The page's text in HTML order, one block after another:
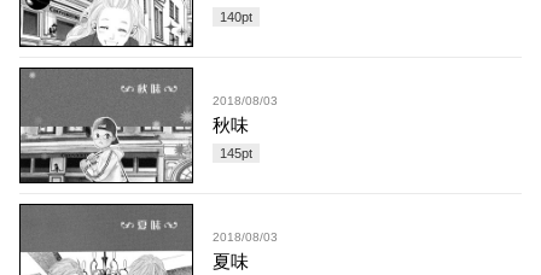
140pt
2018/08/03
秋味
145pt
2018/08/03
夏味